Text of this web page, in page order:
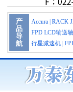
产
品
导
航
Accura RACK
FPD LCD输送
行星减速机